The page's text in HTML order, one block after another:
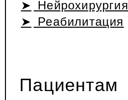
Нейрохирургия
Реабилитация
Пациентам